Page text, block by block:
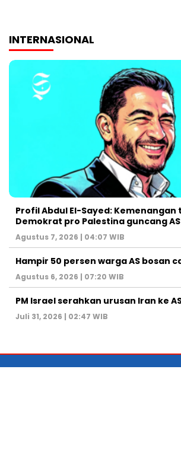
INTERNASIONAL
Profil Abdul El-Sayed:
Demokrat pro Palestina guncang AS
Agustus 7, 2026 | 04:07 WIB
Hampir 50 persen warga AS bosan
Agustus 6, 2026 | 07:20 WIB
PM Israel serahkan urusan Iran ke
Juli 31, 2026 | 02:47 WIB